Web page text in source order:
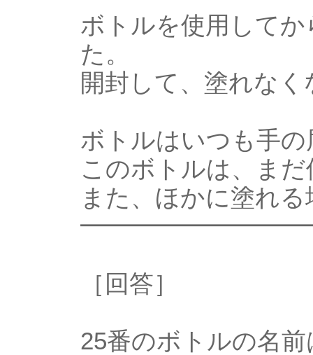
ボトルを使用して
た。
開封して、塗れな
ボトルはいつも手
このボトルは、ま
また、ほかに塗れ
［回答］
25番のボトルの名前